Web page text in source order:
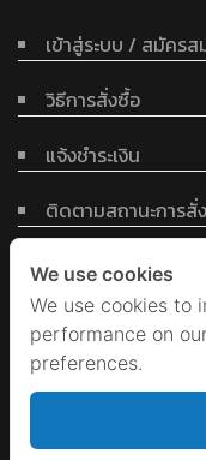
เข้าสู่ระบบ / สมัครส
วิธีการสั่งซื้อ
แจ้งชำระเงิน
ติดตามสถานะการสั่
ข้อตกลงและเงื่อนไข
นโยบายข้อมูลส่วน
เงื่อนไขการรับประกั
We use cookies
We use cookies to
performance on
preferences.